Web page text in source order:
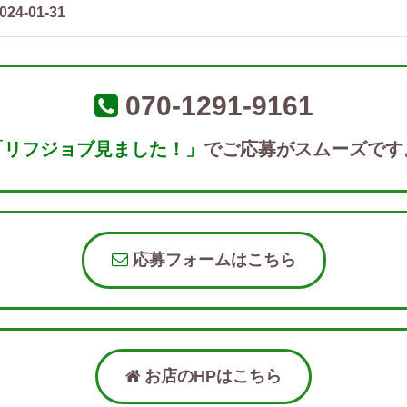
01-31
070-1291-9161
リフジョブ見ました！」 でご応募がスムーズです
応募フォームはこちら
お店のHPはこちら